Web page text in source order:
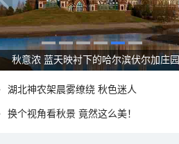
秋意浓 蓝天映衬下的哈尔滨伏尔加庄园
湖北神农架晨雾缭绕 秋色迷人
换个视角看秋景 竟然这么美！